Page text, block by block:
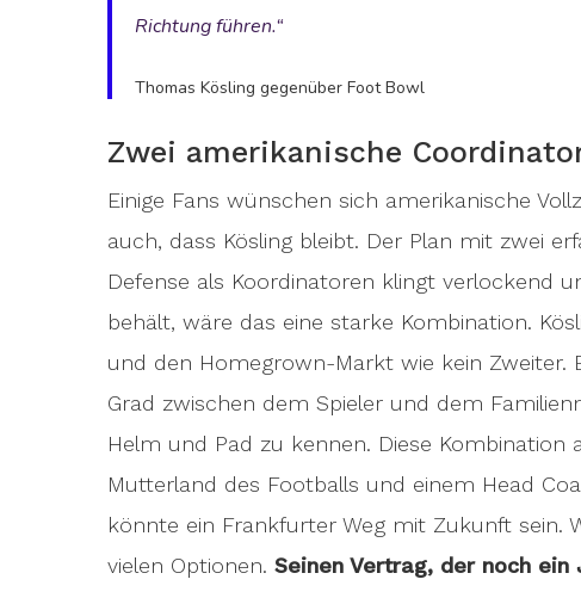
Richtung führen.“
Thomas Kösling gegenüber Foot Bowl
Zwei amerikanische
Einige Fans wünschen sich amerikanische
auch, dass Kösling bleibt. Der Plan mit zwei
Defense als Koordinatoren klingt verlockend
behält, wäre das eine starke Kombination.
und den Homegrown-Markt wie kein Zweiter.
Grad zwischen dem Spieler und dem
Helm und Pad zu kennen. Diese
Mutterland des Footballs und einem Head
könnte ein Frankfurter Weg mit Zukunft sein.
vielen Optionen. Seinen Vertrag, der noch